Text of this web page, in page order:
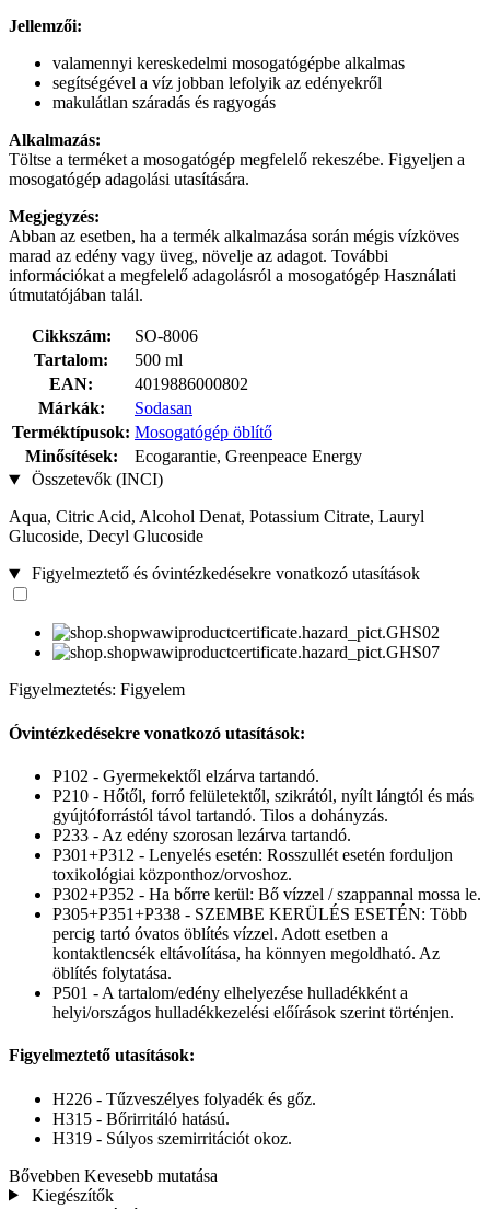
Jellemzői:
valamennyi kereskedelmi mosogatógépbe alkalmas
segítségével a víz jobban lefolyik az edényekről
makulátlan száradás és ragyogás
Alkalmazás:
Töltse a terméket a mosogatógép megfelelő rekeszébe. Figyeljen a
mosogatógép adagolási utasítására.
Megjegyzés:
Abban az esetben, ha a termék alkalmazása során mégis vízköves
marad az edény vagy üveg, növelje az adagot. További
információkat a megfelelő adagolásról a mosogatógép Használati
útmutatójában talál.
Cikkszám:
SO-8006
Tartalom:
500 ml
EAN:
4019886000802
Márkák:
Sodasan
Terméktípusok: Mosogatógép öblítő
Minősítések:
Ecogarantie, Greenpeace Energy
Összetevők (INCI)
Aqua, Citric Acid, Alcohol Denat, Potassium Citrate, Lauryl
Glucoside, Decyl Glucoside
Figyelmeztető és óvintézkedésekre vonatkozó utasítások
Figyelmeztetés: Figyelem
Óvintézkedésekre vonatkozó utasítások:
P102 - Gyermekektől elzárva tartandó.
P210 - Hőtől, forró felületektől, szikrától, nyílt lángtól és más
gyújtóforrástól távol tartandó. Tilos a dohányzás.
P233 - Az edény szorosan lezárva tartandó.
P301+P312 - Lenyelés esetén: Rosszullét esetén forduljon
toxikológiai központhoz/orvoshoz.
P302+P352 - Ha bőrre kerül: Bő vízzel / szappannal mossa le.
P305+P351+P338 - SZEMBE KERÜLÉS ESETÉN: Több
percig tartó óvatos öblítés vízzel. Adott esetben a
kontaktlencsék eltávolítása, ha könnyen megoldható. Az
öblítés folytatása.
P501 - A tartalom/edény elhelyezése hulladékként a
helyi/országos hulladékkezelési előírások szerint történjen.
Figyelmeztető utasítások:
H226 - Tűzveszélyes folyadék és gőz.
H315 - Bőrirritáló hatású.
H319 - Súlyos szemirritációt okoz.
Bővebben Kevesebb mutatása
Kiegészítők